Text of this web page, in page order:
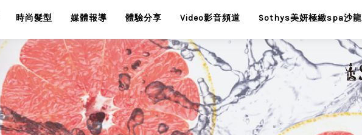
時尚髮型 媒體報導 體驗分享 Video影音頻道 Sothys美妍極緻spa沙龍